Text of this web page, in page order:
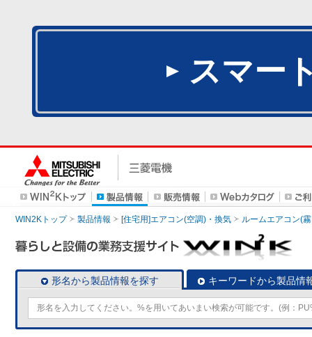
スマー
WIN2Kトップ 製品情報 [住宅用]エアコン(空調)・換気 ルームエアコン(
形名から製品情報を探す キーワードから製品情